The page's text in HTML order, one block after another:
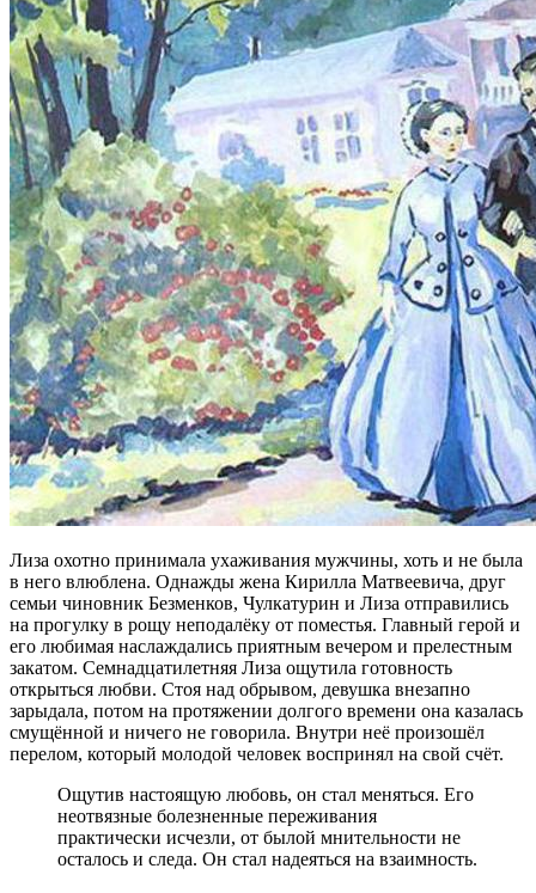
Лиза охотно принимала ухаживания мужчины, хоть и не была
в него влюблена. Однажды жена Кирилла Матвеевича, друг
семьи чиновник Безменков, Чулкатурин и Лиза отправились
на прогулку в рощу неподалёку от поместья. Главный герой и
его любимая наслаждались приятным вечером и прелестным
закатом. Семнадцатилетняя Лиза ощутила готовность
открыться любви. Стоя над обрывом, девушка внезапно
зарыдала, потом на протяжении долгого времени она казалась
смущённой и ничего не говорила. Внутри неё произошёл
перелом, который молодой человек воспринял на свой счёт.
Ощутив настоящую любовь, он стал меняться. Его
неотвязные болезненные переживания
практически исчезли, от былой мнительности не
осталось и следа. Он стал надеяться на взаимность.